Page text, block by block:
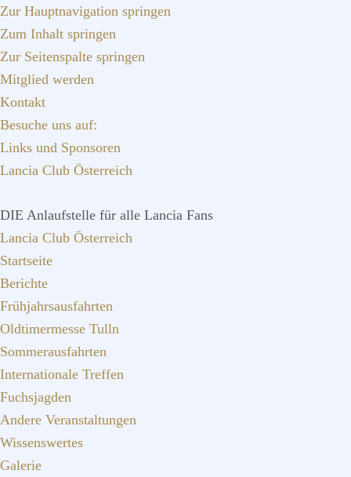
Zur Hauptnavigation springen
Zum Inhalt springen
Zur Seitenspalte springen
Mitglied werden
Kontakt
Besuche uns auf:
Links und Sponsoren
Lancia Club Österreich
DIE Anlaufstelle für alle Lancia Fans
Lancia Club Österreich
Startseite
Berichte
Frühjahrsausfahrten
Oldtimermesse Tulln
Sommerausfahrten
Internationale Treffen
Fuchsjagden
Andere Veranstaltungen
Wissenswertes
Galerie